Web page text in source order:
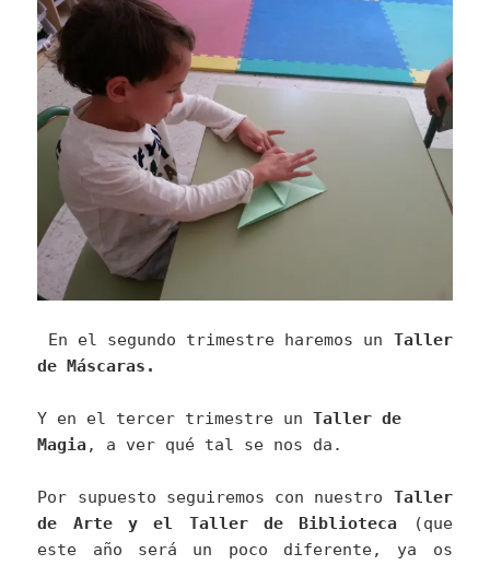
En el segundo trimestre haremos un Taller
de Máscaras.
Y en el tercer trimestre unTaller de
Magia , a ver qué tal se nos da.
Por supuesto seguiremos con nuestro Taller
de Arte y el Taller de Biblioteca (que
este año será un poco diferente, ya os